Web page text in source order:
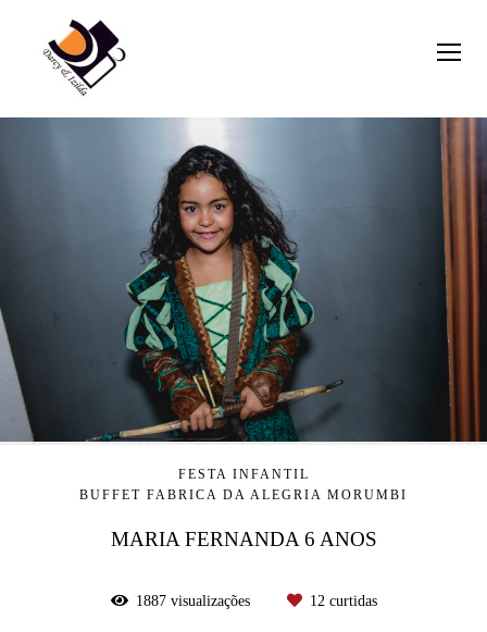
FESTA INFANTIL
BUFFET FABRICA DA ALEGRIA MORUMBI
MARIA FERNANDA 6 ANOS
1887visualizações 12 curtidas